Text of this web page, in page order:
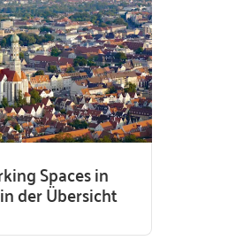
Spaces in
der Übersicht